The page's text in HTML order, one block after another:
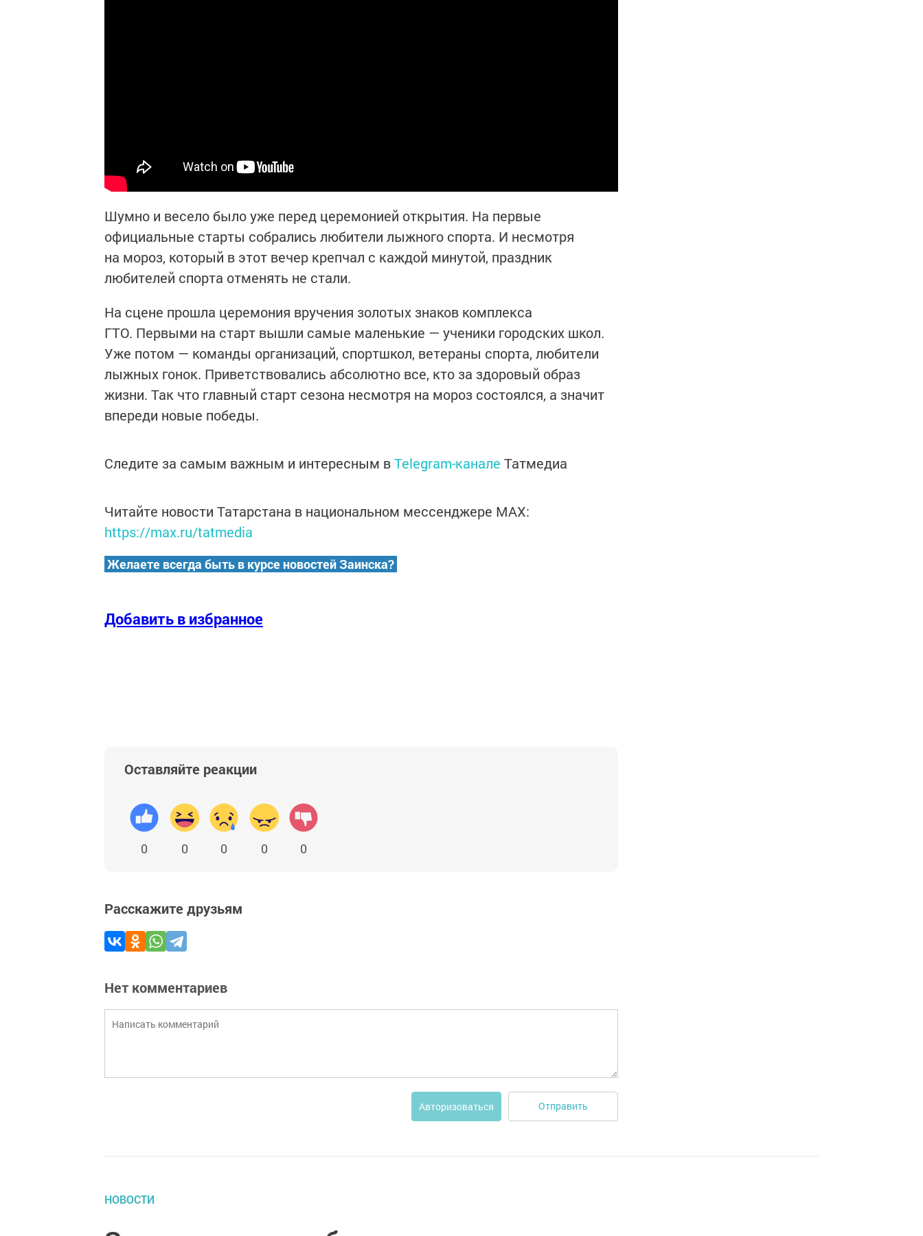
Шумно и весело было уже перед церемонией открытия. На первые
официальные старты собрались любители лыжного спорта. И несмотря
на мороз, который в этот вечер крепчал с каждой минутой, праздник
любителей спорта отменять не стали.
На сцене прошла церемония вручения золотых знаков комплекса
ГТО. Первыми на старт вышли самые маленькие — ученики городских школ.
Уже потом — команды организаций, спортшкол, ветераны спорта, любители
лыжных гонок. Приветствовались абсолютно все, кто за здоровый образ
жизни. Так что главный старт сезона несмотря на мороз состоялся, а значит
впереди новые победы.
Следите за самым важным и интересным вTelegram-канале Татмедиа
Читайте новости Татарстана в национальном мессенджере MАХ:
https://max.ru/tatmedia
Желаете всегда быть в курсе новостей Заинска?
Добавить в избранное
Оставляйте реакции
0 0 0 0 0
Расскажите друзьям
Нет комментариев
Авторизоваться Отправить
НОВОСТИ